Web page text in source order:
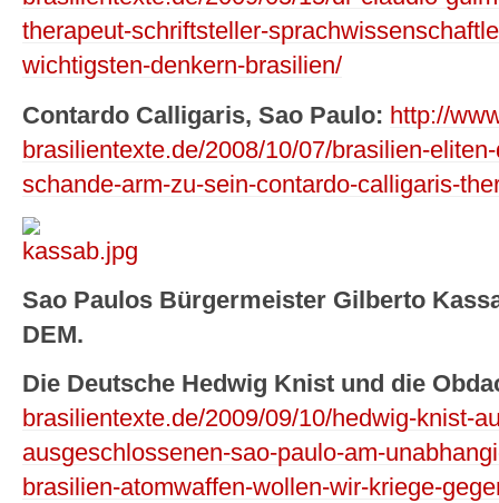
therapeut-schriftsteller-
wichtigsten-denkern-brasilien/
Contardo Calligaris, Sao Paulo: http://
brasilientexte.de/2008/10/07/brasilien-
schande-arm-zu-sein-contardo-calligaris-
Sao Paulos Bürgermeister Gilberto
DEM.
Die Deutsche Hedwig Knist und die
brasilientexte.de/2009/09/10/hedwig-knist-
ausgeschlossenen-sao-paulo-am-
brasilien-atomwaffen-wollen-wir-kriege-